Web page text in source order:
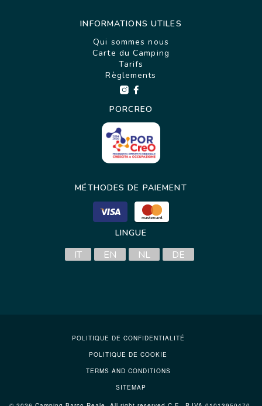
INFORMATIONS UTILES
Qui sommes nous
Carte du Camping
Tarifs
Règlements
PORCREO
MÉTHODES DE PAIEMENT
LINGUE
IT EN NL DE
POLITIQUE DE CONFIDENTIALITÉ
POLITIQUE DE COOKIE
TERMS AND CONDITIONS
SITEMAP